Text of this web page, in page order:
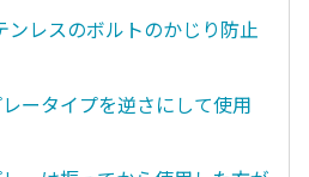
ンレスのボルトのかじり防止
ータイプを逆さにして使用